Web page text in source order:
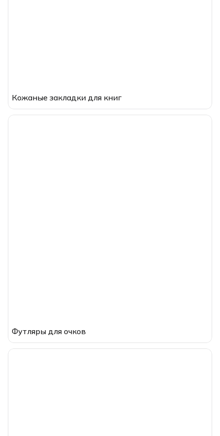
Кожаные закладки для книг
Футляры для очков